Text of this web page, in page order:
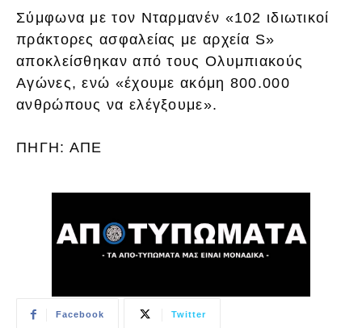
Σύμφωνα με τον Νταρμανέν «102 ιδιωτικοί
πράκτορες ασφαλείας με αρχεία S»
αποκλείσθηκαν από τους Ολυμπιακούς
Αγώνες, ενώ «έχουμε ακόμη 800.000
ανθρώπους να ελέγξουμε».
ΠΗΓΗ: ΑΠΕ
Facebook Twitter